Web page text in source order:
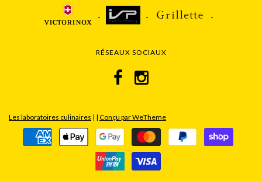
RÉSEAUX SOCIAUX
Les laboratoires culinaires | | Conçu par WeTheme